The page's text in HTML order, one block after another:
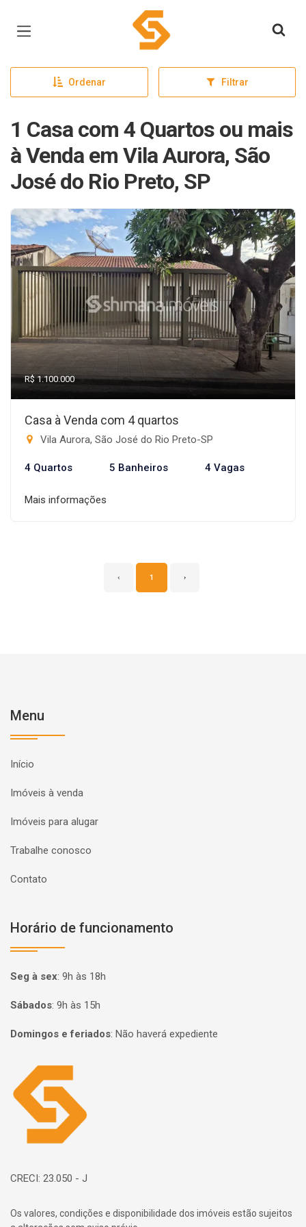
Página inicial
Ordenar Filtrar
1 Casa com 4 Quartos ou mais
à Venda em Vila Aurora, São
José do Rio Preto, SP
R$ 1.100.000
Casa à Venda com 4 quartos
Vila Aurora, São José do Rio Preto-SP
4 Quartos 5 Banheiros 4 Vagas
Mais informações
‹ 1 ›
Menu
Início
Imóveis à venda
Imóveis para alugar
Trabalhe conosco
Contato
Horário de funcionamento
Seg à sex: 9h às 18h
Sábados: 9h às 15h
Domingos e feriados: Não haverá expediente
Página inicial
CRECI: 23.050 - J
Os valores, condições e disponibilidade dos imóveis estão sujeitos